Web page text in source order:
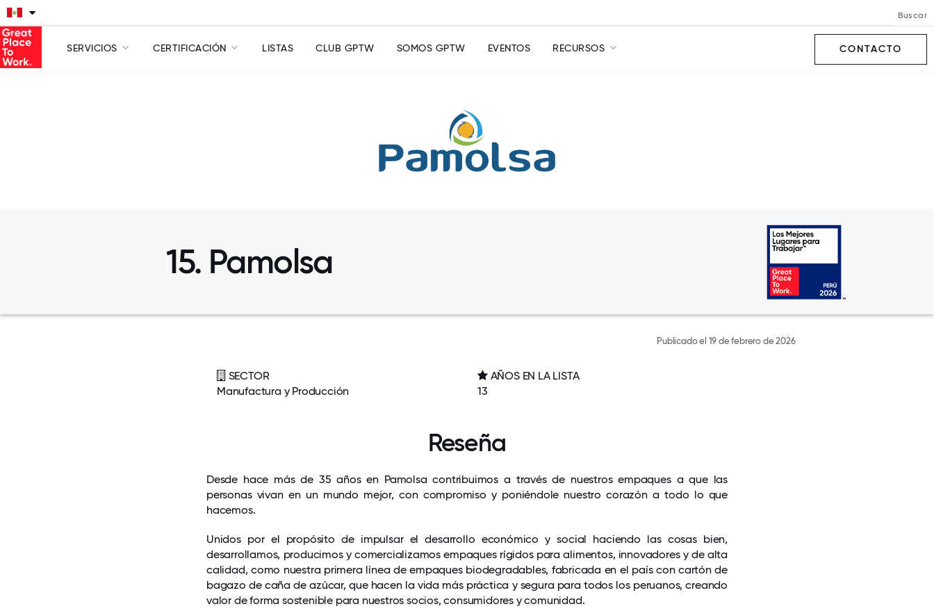
Buscar
SERVICIOS CERTIFICACIÓN LISTAS CLUB GPTW SOMOS GPTW EVENTOS RECURSOS CONTACTO
15. Pamolsa
Publicado el 19 de febrero de 2026
SECTOR
Manufactura y Producción
AÑOS EN LA LISTA
13
Reseña
Desde hace más de 35 años en Pamolsa contribuimos a través de nuestros empaques a que las
personas vivan en un mundo mejor, con compromiso y poniéndole nuestro corazón a todo lo que
hacemos.
Unidos por el propósito de impulsar el desarrollo económico y social haciendo las cosas bien,
desarrollamos, producimos y comercializamos empaques rígidos para alimentos, innovadores y de alta
calidad, como nuestra primera línea de empaques biodegradables, fabricada en el país con cartón de
bagazo de caña de azúcar, que hacen la vida más práctica y segura para todos los peruanos, creando
valor de forma sostenible para nuestros socios, consumidores y comunidad.